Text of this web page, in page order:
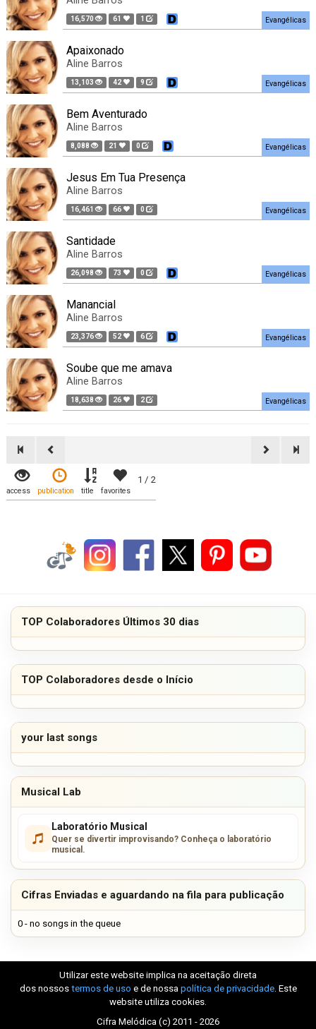
16,570 61 1 Evangélicas
Apaixonado
Aline Barros
13,103 42 9 Evangélicas
Bem Aventurado
Aline Barros
8,088 21 0 Evangélicas
Jesus Em Tua Presença
Aline Barros
16,461 66 0 Evangélicas
Santidade
Aline Barros
26,098 73 0 Evangélicas
Manancial
Aline Barros
23,376 52 6 Evangélicas
Soube que me amava
Aline Barros
18,638 26 2 Evangélicas
1 / 2
access publication title favorites
TOP Colaboradores Últimos 30 dias
TOP Colaboradores desde o Início
your last songs
Musical Lab
Laboratório Musical
Quer se divertir improvisando? Conheça o laboratório
musical.
Cifras Enviadas e aguardando na fila para publicação
0 - no songs in the queue
Utilizar este website implica na aceitação direta
dos nossos termos de uso e de nossa política de privacidade. Este
website utiliza cookies.
Cifra Melódica (c) 2011 - 2026